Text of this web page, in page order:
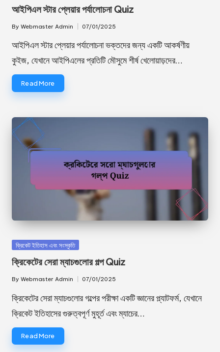
আইপিএল স্টার প্লেয়ার পর্যালোচনা Quiz
Posted
by
By Webmaster Admin 07/01/2025
আইপিএল স্টার প্লেয়ার পর্যালোচনা ভক্তদের জন্য একটি আকর্ষণীয়
কুইজ, যেখানে আইপিএলের প্রতিটি মৌসুমে শীর্ষ খেলোয়াড়দের…
Read More
Posted
ক্রিকেট ইতিহাস এবং সংস্কৃতি
ক্রিকেটের সেরা ম্যাচগুলোর গল্প Quiz
Posted
by
By Webmaster Admin 07/01/2025
ক্রিকেটের সেরা ম্যাচগুলোর গল্পের পরীক্ষা একটি জ্ঞানের প্ল্যাটফর্ম, যেখানে
ক্রিকেট ইতিহাসের গুরুত্বপূর্ণ মুহূর্ত এবং ম্যাচের…
Read More